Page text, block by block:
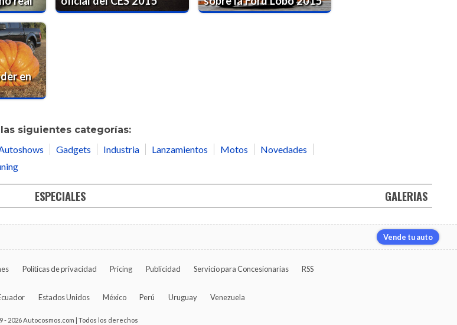
en
siguientes categorías:
Gadgets Industria Lanzamientos Motos
Novedades
ESPECIALES GALERIAS
Vende tu auto
Políticas de privacidad Pricing Publicidad Servicio para Concesionarias RSS
Estados Unidos México Perú Uruguay Venezuela
- 2026 Autocosmos.com | Todos los derechos